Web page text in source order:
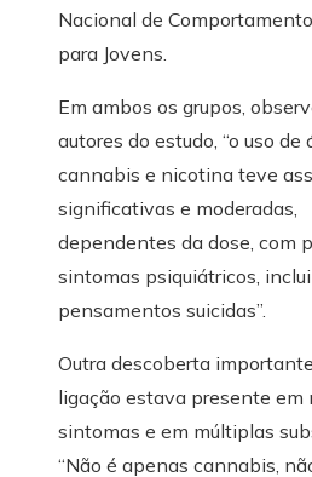
Nacional de
para Jovens.
Em ambos os grupos,
autores do estudo, “o uso de
cannabis e nicotina teve
significativas e moderadas,
dependentes da dose, com
sintomas psiquiátricos,
pensamentos suicidas”.
Outra descoberta
ligação estava presente em
sintomas e em múltiplas
“Não é apenas cannabis,